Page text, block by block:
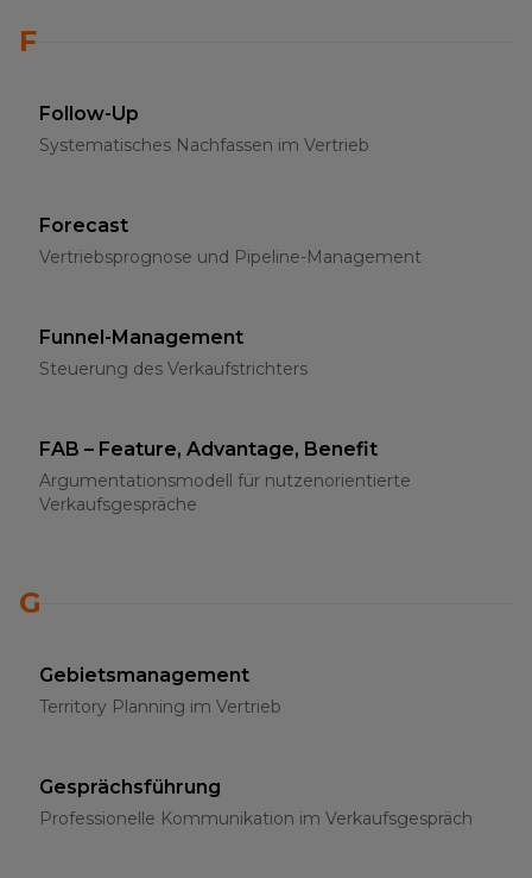
F
Follow-Up
Systematisches Nachfassen im Vertrieb
Forecast
Vertriebsprognose und Pipeline-Management
Funnel-Management
Steuerung des Verkaufstrichters
FAB – Feature, Advantage, Benefit
Argumentationsmodell für nutzenorientierte
Verkaufsgespräche
G
Gebietsmanagement
Territory Planning im Vertrieb
Gesprächsführung
Professionelle Kommunikation im Verkaufsgespräch